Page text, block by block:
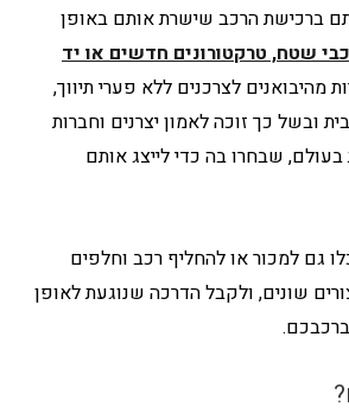
ברכישת הרכב שישרת אותם באופן
שטח, טרקטורונים חדשים או יד
מהיבואנים לצרכנים ללא פערי תיווך,
ובשל כך זוכה לאמון יצרנים וחברות
שבחרו בה כדי לייצג אותם
גם למכור או להחליף רכב וחלפים
שונים, ולקבל הדרכה שנוגעת לאופן